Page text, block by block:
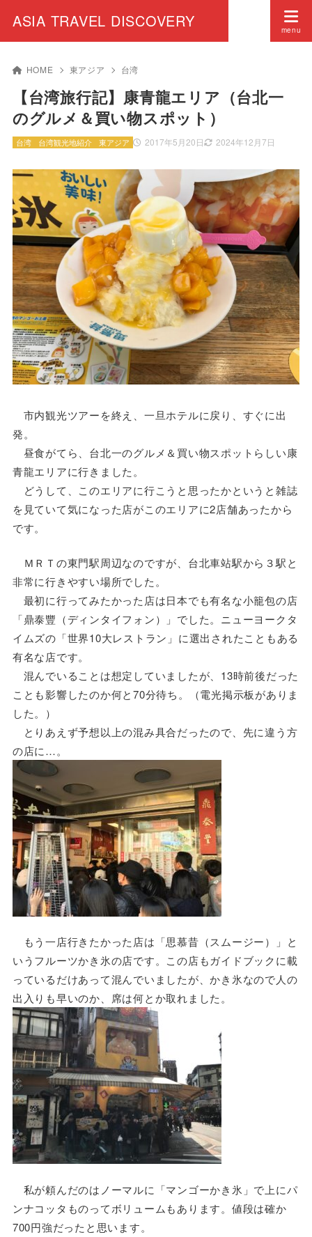
ASIA TRAVEL DISCOVERY
HOME 東アジア 台湾
【台湾旅行記】康青龍エリア（台北一
のグルメ＆買い物スポット）
2017年5月20日 2024年12月7日
台湾 台湾観光地紹介 東アジア
市内観光ツアーを終え、一旦ホテルに戻り、すぐに出
発。
昼食がてら、台北一のグルメ＆買い物スポットらしい康
青龍エリアに行きました。
どうして、このエリアに行こうと思ったかというと雑誌
を見ていて気になった店がこのエリアに2店舗あったから
です。
ＭＲＴの東門駅周辺なのですが、台北車站駅から３駅と
非常に行きやすい場所でした。
最初に行ってみたかった店は日本でも有名な小籠包の店
「鼎泰豐（ディンタイフォン）」でした。ニューヨークタ
イムズの「世界10大レストラン」に選出されたこともある
有名な店です。
混んでいることは想定していましたが、13時前後だった
ことも影響したのか何と70分待ち。（電光掲示板がありま
した。）
とりあえず予想以上の混み具合だったので、先に違う方
の店に…。
もう一店行きたかった店は「思慕昔（スムージー）」と
いうフルーツかき氷の店です。この店もガイドブックに載
っているだけあって混んでいましたが、かき氷なので人の
出入りも早いのか、席は何とか取れました。
私が頼んだのはノーマルに「マンゴーかき氷」で上にパ
ンナコッタものってボリュームもあります。値段は確か
700円強だったと思います。